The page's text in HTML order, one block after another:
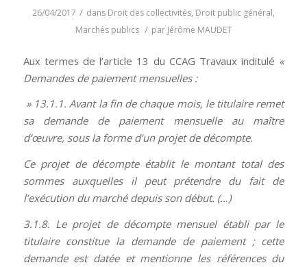
26/04/2017 / dans Droit des collectivités, Droit public général,
Marchés publics / par Jérôme MAUDET
Aux termes de l’article 13 du CCAG Travaux inditulé «
Demandes de paiement mensuelles :
» 13.1.1. Avant la fin de chaque mois, le titulaire remet
sa demande de paiement mensuelle au maître
d’œuvre, sous la forme d’un projet de décompte.
Ce projet de décompte établit le montant total des
sommes auxquelles il peut prétendre du fait de
l’exécution du marché depuis son début. (…)
3.1.8. Le projet de décompte mensuel établi par le
titulaire constitue la demande de paiement ; cette
demande est datée et mentionne les références du